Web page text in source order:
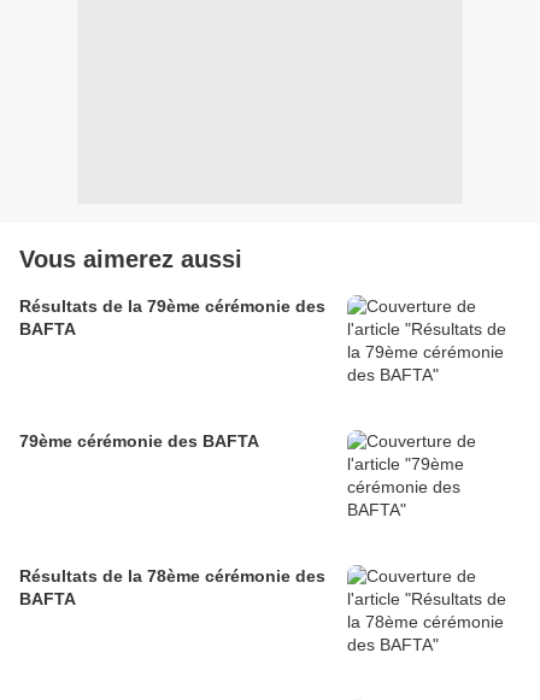
Vous aimerez aussi
Résultats de la 79ème cérémonie des
BAFTA
79ème cérémonie des BAFTA
Résultats de la 78ème cérémonie des
BAFTA